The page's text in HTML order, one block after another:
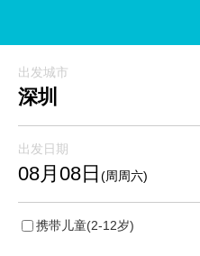
出发城市
深圳
出发日期
08月08日 (周周六)
携带儿童(2-12岁)